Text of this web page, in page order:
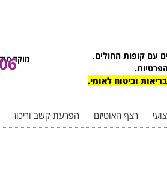
עם קופות החולים.
וביטוח לאומי.
מוקד
רצף האוטיזם הפרעת קשב וריכוז